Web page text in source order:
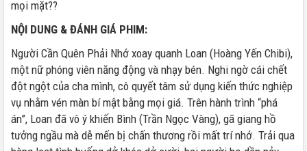
mọi mặt??
NỘI DUNG & ĐÁNH GIÁ PHIM:
Người Cần Quên Phải Nhớ xoay quanh Loan (Hoàng Yến Chibi),
một nữ phóng viên năng động và nhạy bén. Nghi ngờ cái chết
đột ngột của cha mình, cô quyết tâm sử dụng kiến thức nghiệp
vụ nhằm vén màn bí mật bằng mọi giá. Trên hành trình “phá
án”, Loan đã vô ý khiến Bình (Trần Ngọc Vàng), gã giang hồ
tưởng ngầu mà dễ mến bị chấn thương rồi mất trí nhớ. Trải qua